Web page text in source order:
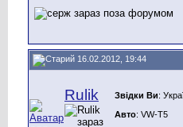
16.02.2012, 19:44
Rulik Звідки Ви:
Авто: VW-Т5